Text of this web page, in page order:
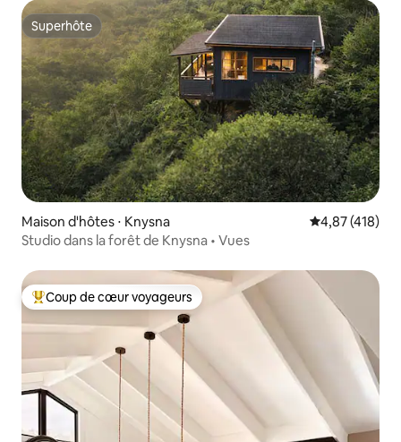
Superhôte
Superhôte
Maison d'hôtes ⋅ Knysna Évaluation
4,87 (418)
Studio dans la forêt de Knysna • Vues
Coups de cœur voyageurs les plus appréciés
Coup de cœur voyageurs